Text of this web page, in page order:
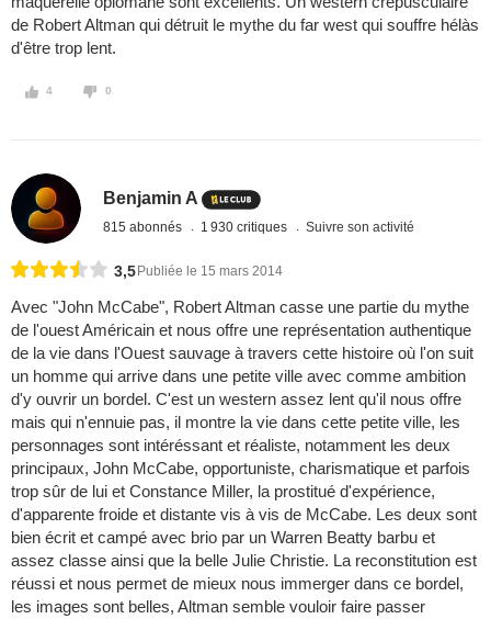
de Robert Altman qui détruit le mythe du far west qui souffre hélàs
d'être trop lent.
4 0
Benjamin A
815 abonnés 1 930 critiques Suivre son activité
3,5 Publiée le 15 mars 2014
Avec "John McCabe", Robert Altman casse une partie du mythe
de l'ouest Américain et nous offre une représentation authentique
de la vie dans l'Ouest sauvage à travers cette histoire où l'on suit
un homme qui arrive dans une petite ville avec comme ambition
d'y ouvrir un bordel. C'est un western assez lent qu'il nous offre
mais qui n'ennuie pas, il montre la vie dans cette petite ville, les
personnages sont intéréssant et réaliste, notamment les deux
principaux, John McCabe, opportuniste, charismatique et parfois
trop sûr de lui et Constance Miller, la prostitué d'expérience,
d'apparente froide et distante vis à vis de McCabe. Les deux sont
bien écrit et campé avec brio par un Warren Beatty barbu et
assez classe ainsi que la belle Julie Christie. La reconstitution est
réussi et nous permet de mieux nous immerger dans ce bordel,
les images sont belles, Altman semble vouloir faire passer